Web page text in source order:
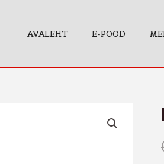
AVALEHT E-POOD